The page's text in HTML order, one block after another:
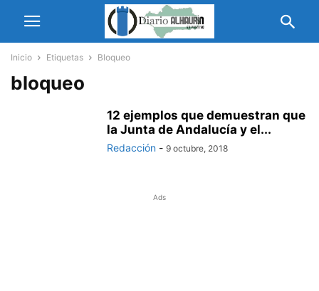
Inicio Etiquetas Bloqueo
bloqueo
12 ejemplos que demuestran que
la Junta de Andalucía y el...
Redacción - 9 octubre, 2018
Ads